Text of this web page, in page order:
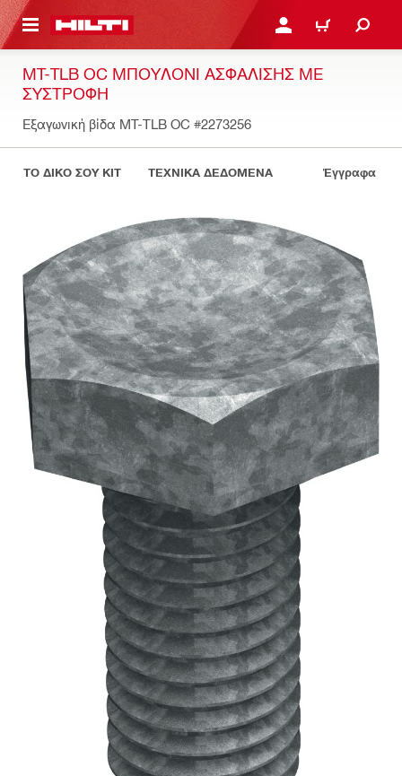
ΕΛΕΓΞΕΙΣ ΤΟ ΠΑΚΕΤΟ ΠΟΥ ΕΧΕΙΣ ΦΤΙΑΞΕΙ ΚΆΝΕ ΣΎΝΔΕΣΗ Ή
ΚΑΛΆΘΙ
MT-TLB OC ΜΠΟΥΛΌΝΙ ΑΣΦΆΛΙΣΗΣ ΜΕ
ΣΥΣΤΡΟΦΉ
Εξαγωνική βίδα MT-TLB OC #2273256
ΤΟ ΔΙΚΟ ΣΟΥ KIT ΤΕΧΝΙΚΑ ΔΕΔΟΜΕΝΑ Έγγραφα